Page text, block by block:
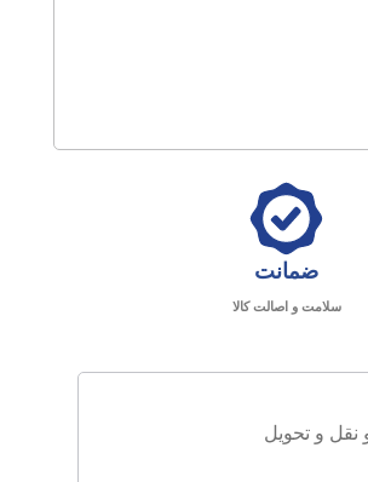
ضمانت
سلامت و اصالت کالا
و تحویل